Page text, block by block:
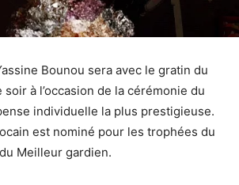
Bounou sera avec le gratin du
à l’occasion de la cérémonie du
individuelle la plus prestigieuse.
est nominé pour les trophées du
Meilleur gardien.